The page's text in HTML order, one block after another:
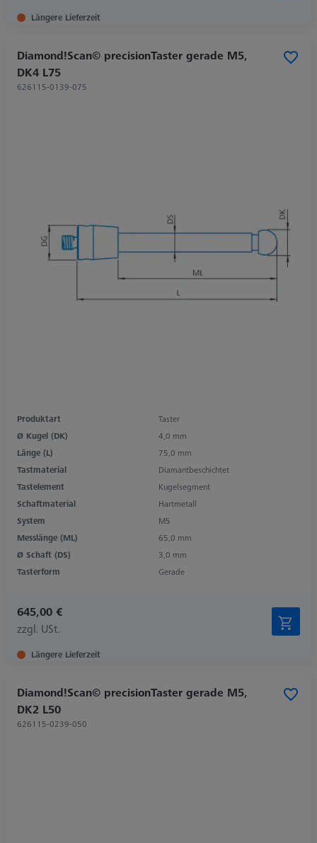
Längere Lieferzeit
Diamond!Scan© precisionTaster gerade M5,
DK4 L75
626115-0139-075
Produktart
Taster
Ø Kugel (DK)
4,0 mm
Länge (L)
75,0 mm
Tastmaterial
Diamantbeschichtet
Tastelement
Kugelsegment
Schaftmaterial
Hartmetall
System
M5
Messlänge (ML)
65,0 mm
Ø Schaft (DS)
3,0 mm
Tasterform
Gerade
645,00 €
zzgl. USt.
Längere Lieferzeit
Diamond!Scan© precisionTaster gerade M5,
DK2 L50
626115-0239-050